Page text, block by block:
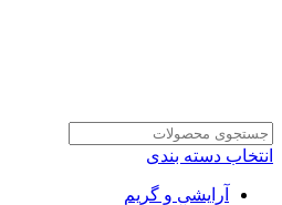
انتخاب دسته بندی
آرایشی و گریم